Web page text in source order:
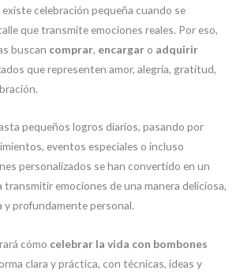
celebración pequeña cuando se
que transmite emociones reales. Por eso,
buscan comprar, encargar o adquirir
que representen amor, alegría, gratitud,
pequeños logros diarios, pasando por
eventos especiales o incluso
personalizados se han convertido en un
emociones de una manera deliciosa,
profundamente personal.
cómo celebrar la vida con bombones
clara y práctica, con técnicas, ideas y